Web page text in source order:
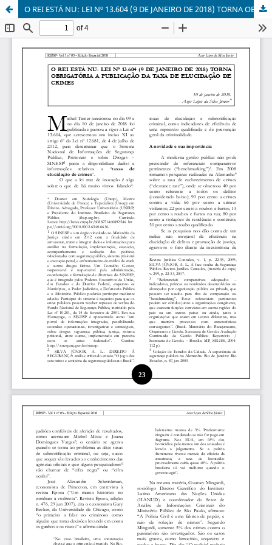
O REI ESTÁ NU: LEI Nº 13.604 (9 DE JANEIRO DE 2018) TORNA OBRIGATÓRIA A PUBLICAÇÃO DA TAXA DE ELUCIDAÇÃO DE CRIMES